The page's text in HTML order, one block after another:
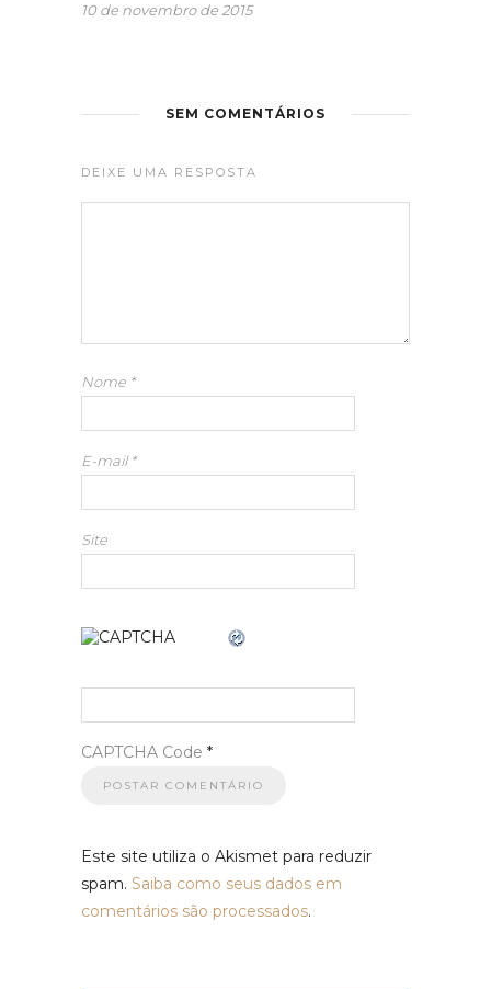
10 de novembro de 2015
SEM COMENTÁRIOS
DEIXE UMA RESPOSTA
Nome *
E-mail*
Site
CAPTCHA Code *
Este site utiliza o Akismet para reduzir
spam. Saiba como seus dados em
comentários são processados.